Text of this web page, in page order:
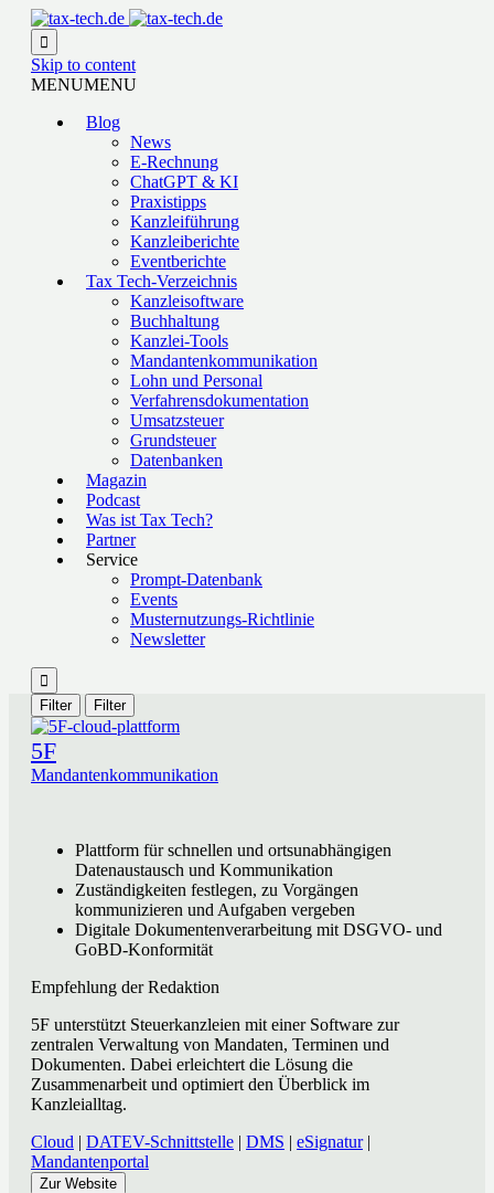

Skip to content
MENUMENU
Blog
News
E-Rechnung
ChatGPT & KI
Praxistipps
Kanzleiführung
Kanzleiberichte
Eventberichte
Tax Tech-Verzeichnis
Kanzleisoftware
Buchhaltung
Kanzlei-Tools
Mandantenkommunikation
Lohn und Personal
Verfahrensdokumentation
Umsatzsteuer
Grundsteuer
Datenbanken
Magazin
Podcast
Was ist Tax Tech?
Partner
Service
Prompt-Datenbank
Events
Musternutzungs-Richtlinie
Newsletter

Filter
Filter
5F
Mandantenkommunikation
Plattform für schnellen und ortsunabhängigen
Datenaustausch und Kommunikation
Zuständigkeiten festlegen, zu Vorgängen
kommunizieren und Aufgaben vergeben
Digitale Dokumentenverarbeitung mit DSGVO- und
GoBD-Konformität
Empfehlung der Redaktion
5F unterstützt Steuerkanzleien mit einer Software zur
zentralen Verwaltung von Mandaten, Terminen und
Dokumenten. Dabei erleichtert die Lösung die
Zusammenarbeit und optimiert den Überblick im
Kanzleialltag.
Cloud | DATEV-Schnittstelle | DMS | eSignatur|
Mandantenportal
Zur Website